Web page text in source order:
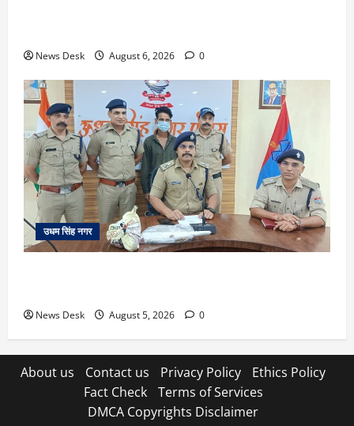
News Desk August 6, 2026 0
उधम सिंह नगर
News Desk August 5, 2026 0
About us Contact us Privacy Policy
Ethics Policy
Fact Check
Terms of Services
DMCA Copyrights Disclaimer